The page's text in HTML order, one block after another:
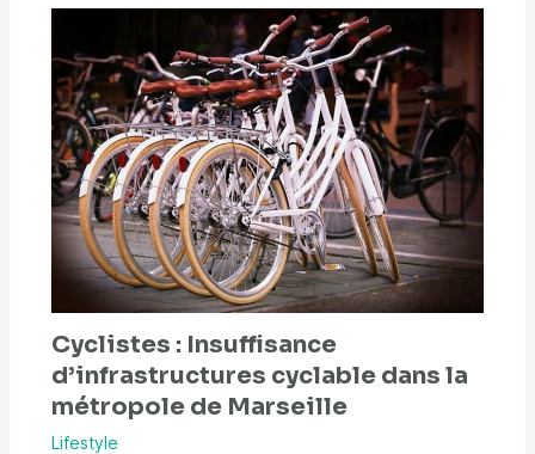
Cyclistes : Insuffisance
d’infrastructures cyclable dans la
métropole de Marseille
Lifestyle